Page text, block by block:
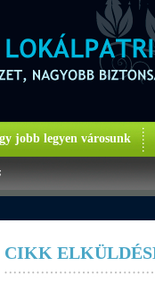
jobb legyen városunk
CIKK